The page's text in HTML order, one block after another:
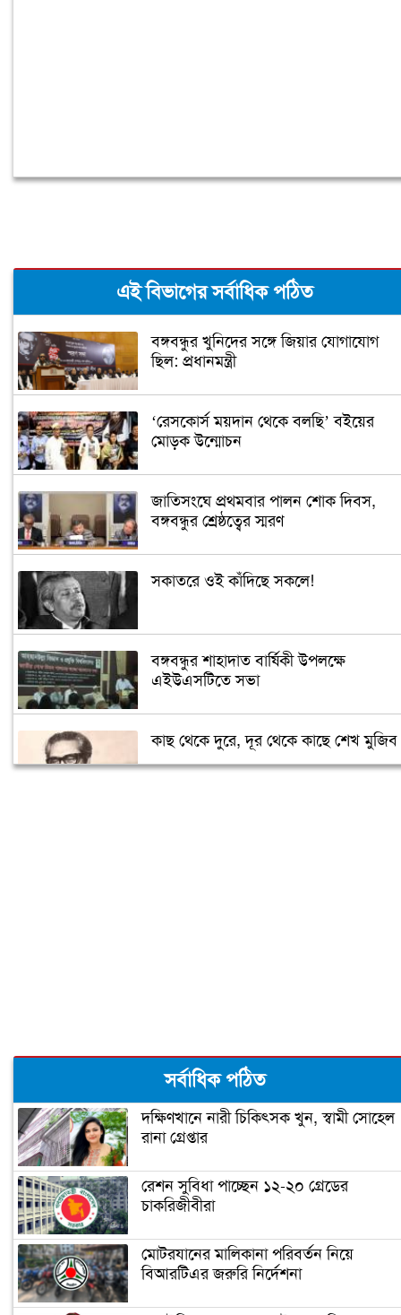
এই বিভাগের সর্বাধিক পঠিত
বঙ্গবন্ধুর খুনিদের সঙ্গে জিয়ার যোগাযোগ
ছিল: প্রধানমন্ত্রী
‘রেসকোর্স ময়দান থেকে বলছি’ বইয়ের
মোড়ক উন্মোচন
জাতিসংঘে প্রথমবার পালন শোক দিবস,
বঙ্গবন্ধুর শ্রেষ্ঠত্বের স্মরণ
সকাতরে ওই কাঁদিছে সকলে!
বঙ্গবন্ধুর শাহাদাত বার্ষিকী উপলক্ষে
এইউএসটিতে সভা
কাছ থেকে দুরে, দূর থেকে কাছে শেখ মুজিব
এই সেই ১৫ আগস্ট ’৭৫
অন্য চোখে দেখা ভালোবাসার সেই মানুষটি
বঙ্গবন্ধু: প্রধানমন্ত্রী
সর্বাধিক পঠিত
দক্ষিণখানে নারী চিকিৎসক খুন, স্বামী সোহেল
রানা গ্রেপ্তার
রেশন সুবিধা পাচ্ছেন ১২-২০ গ্রেডের
চাকরিজীবীরা
মোটরযানের মালিকানা পরিবর্তন নিয়ে
বিআরটিএর জরুরি নির্দেশনা